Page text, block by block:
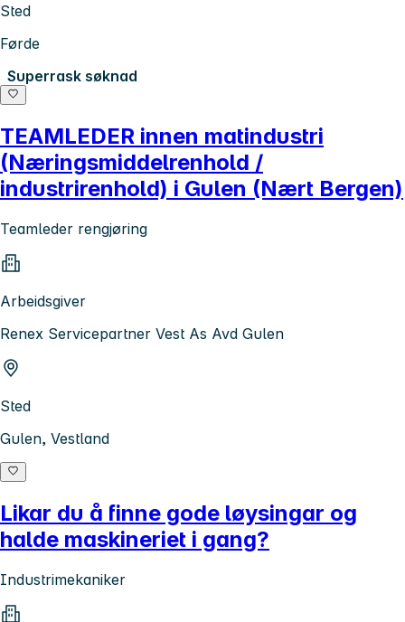
Sted
Førde
Superrask søknad
TEAMLEDER innen matindustri
(Næringsmiddelrenhold /
industrirenhold) i Gulen (Nært Bergen)
Teamleder rengjøring
Arbeidsgiver
Renex Servicepartner Vest As Avd Gulen
Sted
Gulen, Vestland
Likar du å finne gode løysingar og
halde maskineriet i gang?
Industrimekaniker